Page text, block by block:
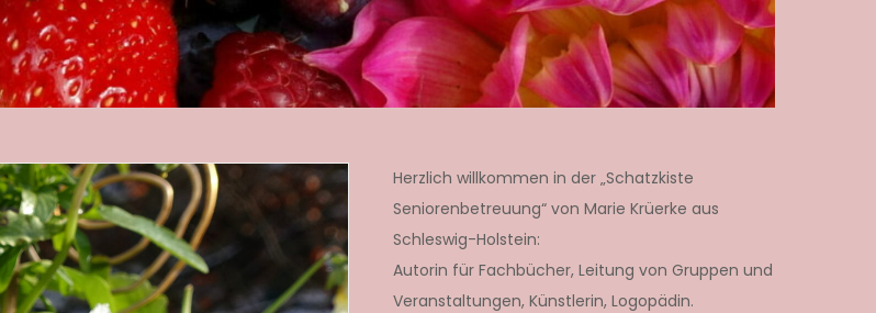
Herzlich willkommen in der „Schatzkiste
Seniorenbetreuung“ von Marie Krüerke aus
Schleswig-Holstein:
Autorin für Fachbücher, Leitung von Gruppen und
Veranstaltungen, Künstlerin, Logopädin.